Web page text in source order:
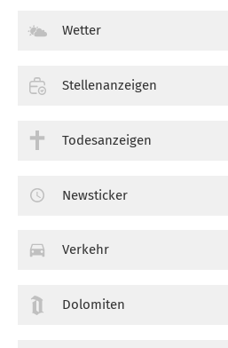
Wetter
Stellenanzeigen
Todesanzeigen
Newsticker
Verkehr
Dolomiten